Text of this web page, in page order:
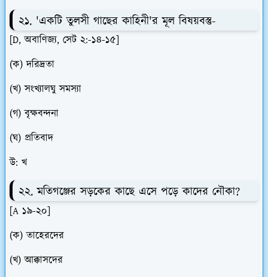
২১. 'একটি তুলসী গাছের কাহিনী'র মূল বিষয়বস্তু-
[D, অবাণিজ্য, সেট ২:-১৪-১৫]
(ক) দরিদ্রতা
(খ) সংখ্যালঘু সমস্যা
(গ) বৃক্ষবন্দনা
(ঘ) প্রতিবাদ
উ: খ
২২. মতিগঞ্জের সড়কের কাছে এসে পড়ে কাদের নৌকা?
[A ১৯-২০]
(ক) তাহেরদের
(খ) আক্কাসদের